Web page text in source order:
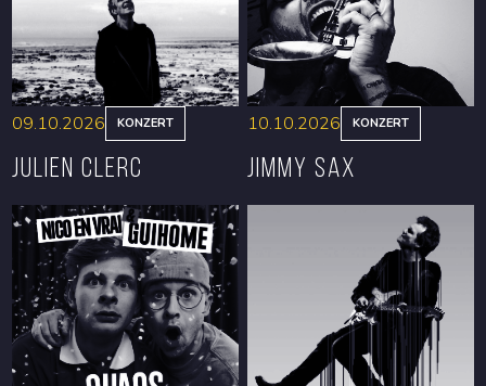
RESERVIEREN
09.10.2026 KONZERT
Julien Clerc
RESERVIEREN
10.10.2026 KONZERT
Jimmy Sax